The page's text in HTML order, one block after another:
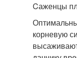
Cаженцы
корневую